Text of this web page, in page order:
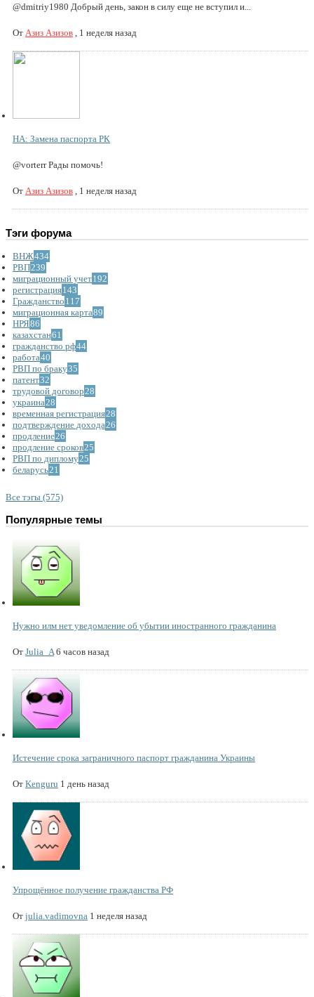
@dmitriy1980 Добрый день, закон в силу еще не вступил и...
От Азиз Азизов 1 неделя назад
НА: Замена паспорта РК
@vorterr Рады помочь!
От Азиз Азизов 1 неделя назад
Тэги форума
ВНЖ434
РВП239
миграционный учет192
регистрация143
Гражданство 117
миграционная карта89
НРЯ86
казахстан61
гражданство рф44
работа40
РВП по браку35
патент32
трудовой договор28
украина28
временная регистрация28
подтверждение дохода26
продление26
продление сроков25
РВП по диплому25
беларусь21
Все тэгы (575)
Популярные темы
Нужно илм нет уведомление об убытии иностранного гражданина
От Julia_A 6 часов назад
Истечение срока заграничного паспорт гражданина Украины
От Kenguru 1 день назад
Упрощённое получение гражданства РФ
От julia.vadimovna 1 неделя назад